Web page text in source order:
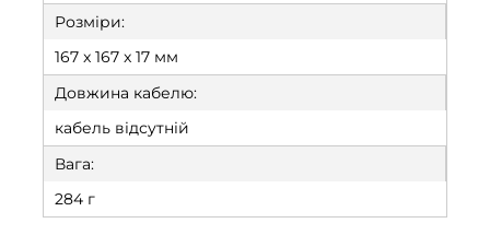
Розміри:
167 x 167 x 17 мм
Довжина кабелю:
кабель відсутній
Вага:
284 г